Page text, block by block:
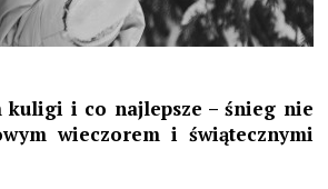
kuligi i co najlepsze – śnieg nie
wieczorem i świątecznymi